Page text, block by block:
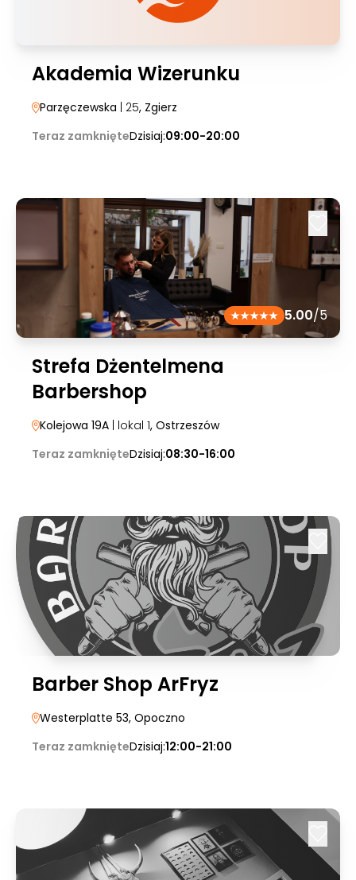
Akademia Wizerunku
Parzęczewska | 25, Zgierz
Teraz zamknięteDzisiaj:09:00-20:00
5.00/5
Strefa Dżentelmena
Barbershop
Kolejowa 19A | lokal 1, Ostrzeszów
Teraz zamknięteDzisiaj:08:30-16:00
Barber Shop ArFryz
Westerplatte 53, Opoczno
Teraz zamknięteDzisiaj:12:00-21:00